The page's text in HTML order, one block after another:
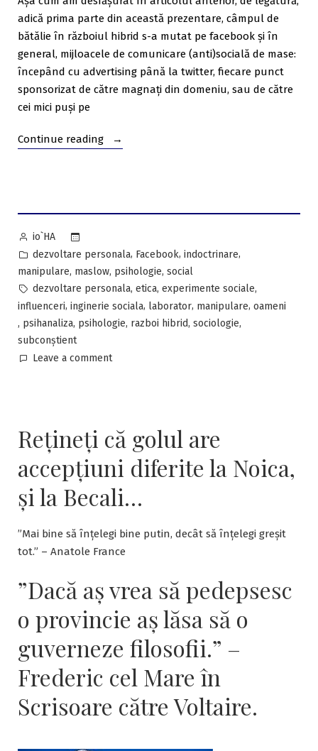
adică prima parte din această prezentare, câmpul de
bătălie în războiul hibrid s-a mutat pe facebook și în
general, mijloacele de comunicare (anti)socială de mase:
începând cu advertising până la twitter, fiecare punct
sponsorizat de către magnați din domeniu, sau de către
cei mici puși pe
Continue reading
“Psihologia
hibrid
(II)”
Posted
by
io`HA
Posted
in
dezvoltare personala, Facebook, indoctrinare,
manipulare, maslow, psihologie, social
Tags:
dezvoltare personala, etica, experimente sociale,
influenceri, inginerie sociala, laborator, manipulare, oameni
, psihanaliza, psihologie, razboi hibrid, sociologie,
subconștient
Leave a commenton
introducere
artileria-
hibrid
(II)
Rețineți că golul are
accepțiuni diferite la Noica,
și la Becali…
”Mai bine să înțelegi bine putin, decât să înțelegi greșit
tot.” – Anatole France
”Dacă aş vrea să pedepsesc
o provincie aş lăsa să o
guverneze filosofii.” –
Frederic cel Mare în
Scrisoare către Voltaire.